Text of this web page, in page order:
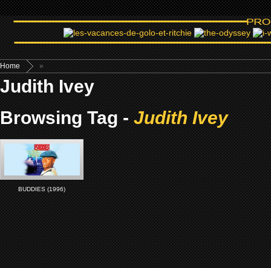
Home »
Judith Ivey
Browsing Tag -Judith Ivey
BUDDIES (1996)